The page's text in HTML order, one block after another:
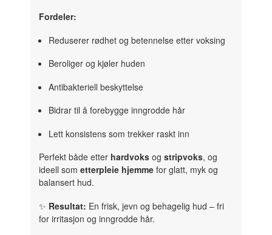
Fordeler:
Reduserer rødhet og betennelse etter voksing
Beroliger og kjøler huden
Antibakteriell beskyttelse
Bidrar til å forebygge inngrodde hår
Lett konsistens som trekker raskt inn
Perfekt både etter hardvoks ogstripvoks, og
ideell sometterpleie hjemme for glatt, myk og
balansert hud.
✨ Resultat: En frisk, jevn og behagelig hud – fri
for irritasjon og inngrodde hår.